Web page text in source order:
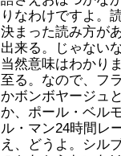
りなわけですよ。
決まった読み方が
出来る。じゃない
当然意味はわかり
至る。なので、フ
かボンボヤージュ
か、ポール・ベル
ル・マン24時間レ
え、どうよ。シル